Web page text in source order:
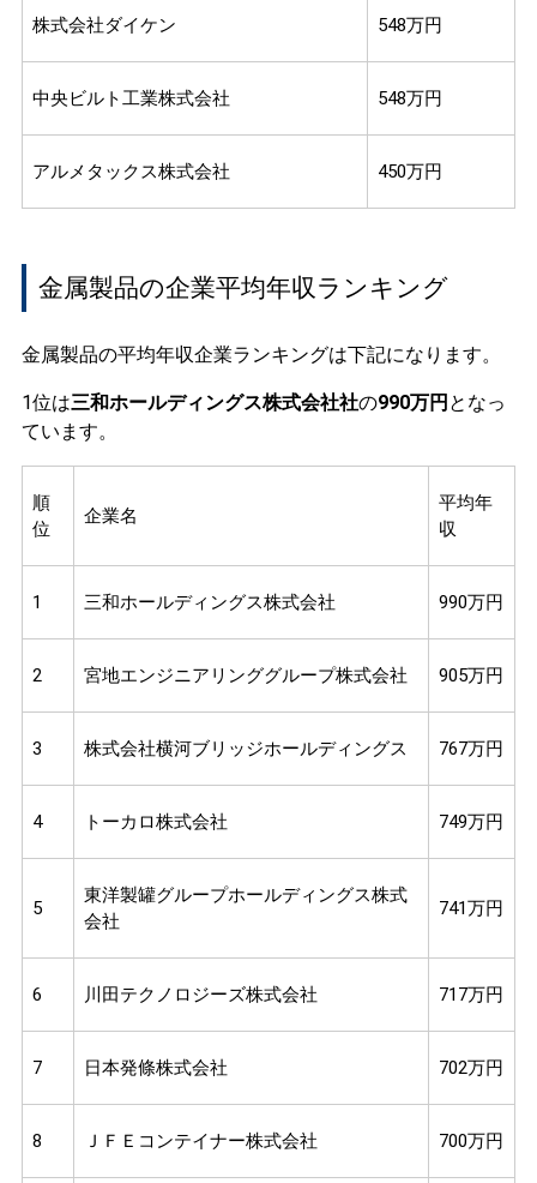
株式会社ダイケン 548万円
中央ビルト工業株式会社 548万円
アルメタックス株式会社 450万円
金属製品の企業平均年収ランキング
金属製品の平均年収企業ランキングは下記になります。
1位は三和ホールディングス株式会社社の990万円 となっ
ています。
順
位
企業名
平均年
収
1 三和ホールディングス株式会社 990万円
2 宮地エンジニアリンググループ株式会社 905万円
3 株式会社横河ブリッジホールディングス 767万円
4 トーカロ株式会社 749万円
5
東洋製罐グループホールディングス株式
会社
741万円
6 川田テクノロジーズ株式会社 717万円
7 日本発條株式会社 702万円
8 ＪＦＥコンテイナー株式会社 700万円